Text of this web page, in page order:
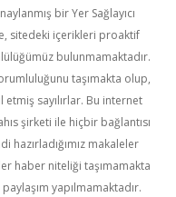
bir Yer Sağlayıcı
sitedeki içerikleri proaktif
bulunmamaktadır.
taşımakta olup,
sayılırlar. Bu internet
şirketi ile hiçbir bağlantısı
hazırladığımız makaleler
haber niteliği taşımamakta
yapılmamaktadır.